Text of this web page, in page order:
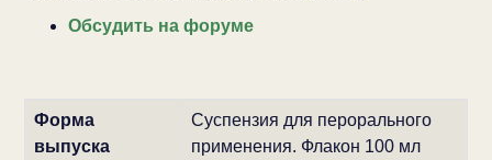
Обсудить на форуме
Форма
выпуска
Суспензия для перорального
применения. Флакон 100 мл